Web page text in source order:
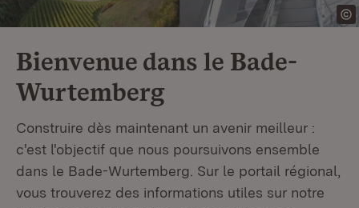
Bienvenue dans le Bade-
Wurtemberg
Construire dès maintenant un avenir meilleur :
c'est l'objectif que nous poursuivons ensemble
dans le Bade-Wurtemberg. Sur le portail régional,
vous trouverez des informations utiles sur notre